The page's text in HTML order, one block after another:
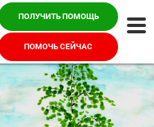
ПОЛУЧИТЬ ПОМОЩЬ
ПОМОЧЬ СЕЙЧАС